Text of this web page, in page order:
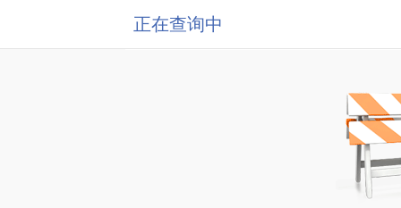
正在查询中